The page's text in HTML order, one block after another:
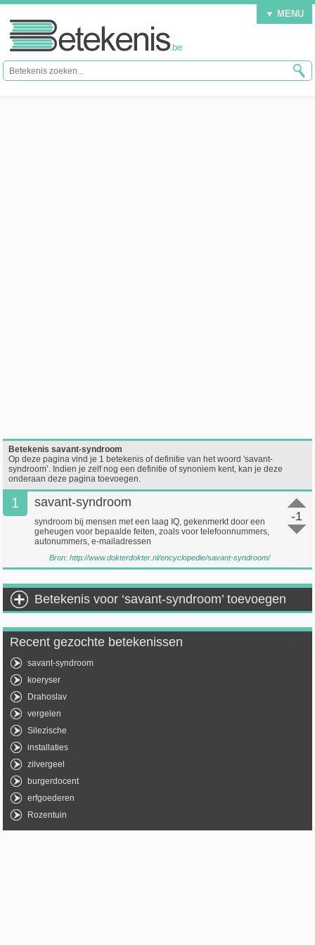
▼ MENU
Betekenis savant-syndroom
Op deze pagina vind je 1 betekenis of definitie van het woord 'savant-
syndroom’. Indien je zelf nog een definitie of synoniem kent, kan je deze
onderaan deze pagina toevoegen.
1
-1
savant-syndroom
syndroom bij mensen met een laag IQ, gekenmerkt door een
geheugen voor bepaalde feiten, zoals voor telefoonnummers,
autonummers, e-mailadressen
Bron: http://www.dokterdokter.nl/encyclopedie/savant-syndroom/
Betekenis voor ‘savant-syndroom’ toevoegen
Recent gezochte betekenissen
savant-syndroom
koeryser
Drahoslav
vergelen
Silezische
installaties
zilvergeel
burgerdocent
erfgoederen
Rozentuin